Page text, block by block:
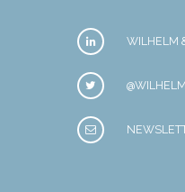
WILHELM